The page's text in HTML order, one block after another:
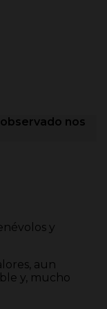
nos
y
aun
y, mucho